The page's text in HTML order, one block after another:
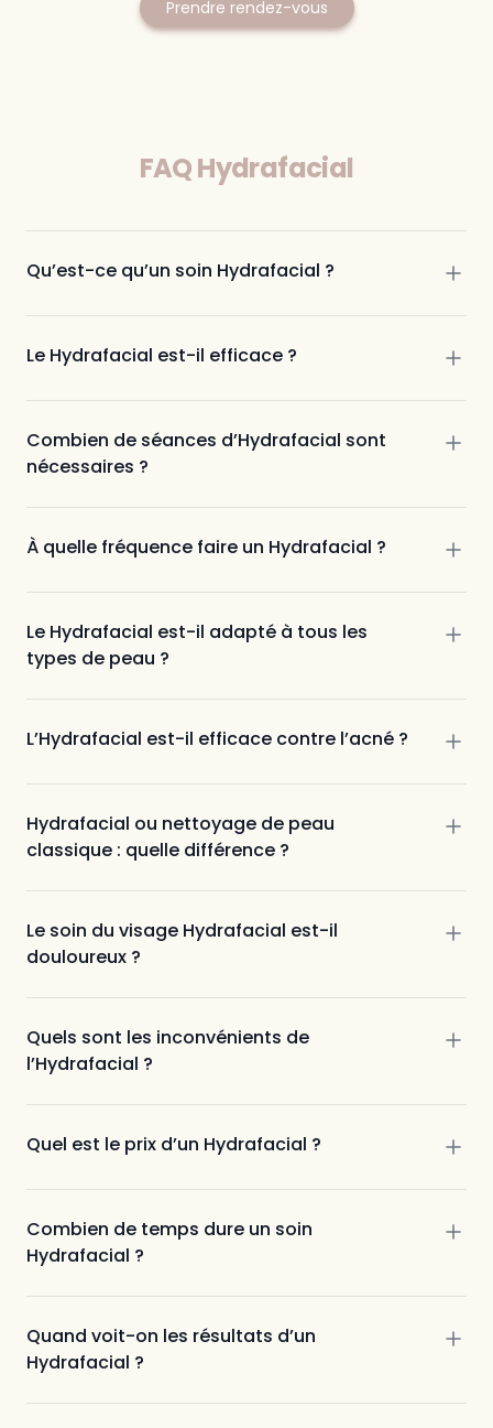
Prendre rendez-vous
FAQ Hydrafacial
Qu’est-ce qu’un soin Hydrafacial ?
Le Hydrafacial est-il efficace ?
Combien de séances d’Hydrafacial sont
nécessaires ?
À quelle fréquence faire un Hydrafacial ?
Le Hydrafacial est-il adapté à tous les
types de peau ?
L’Hydrafacial est-il efficace contre l’acné ?
Hydrafacial ou nettoyage de peau
classique : quelle différence ?
Le soin du visage Hydrafacial est-il
douloureux ?
Quels sont les inconvénients de
l’Hydrafacial ?
Cannat
Quel est le prix d’un Hydrafacial ?
Combien de temps dure un soin
Hydrafacial ?
Quand voit-on les résultats d’un
Hydrafacial ?